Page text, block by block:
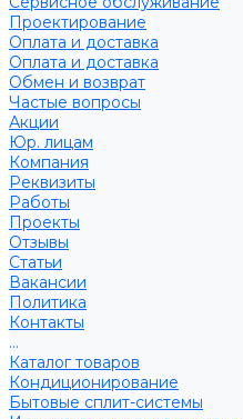
Проектирование
Оплата и доставка
Оплата и доставка
Обмен и возврат
Частые вопросы
Акции
Юр. лицам
Компания
Реквизиты
Работы
Проекты
Отзывы
Статьи
Вакансии
Политика
Контакты
...
Каталог товаров
Кондиционирование
Бытовые сплит-системы